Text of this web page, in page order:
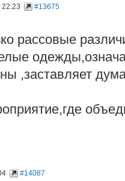
22:23 #13675
рассовые
,заставляет
#14087